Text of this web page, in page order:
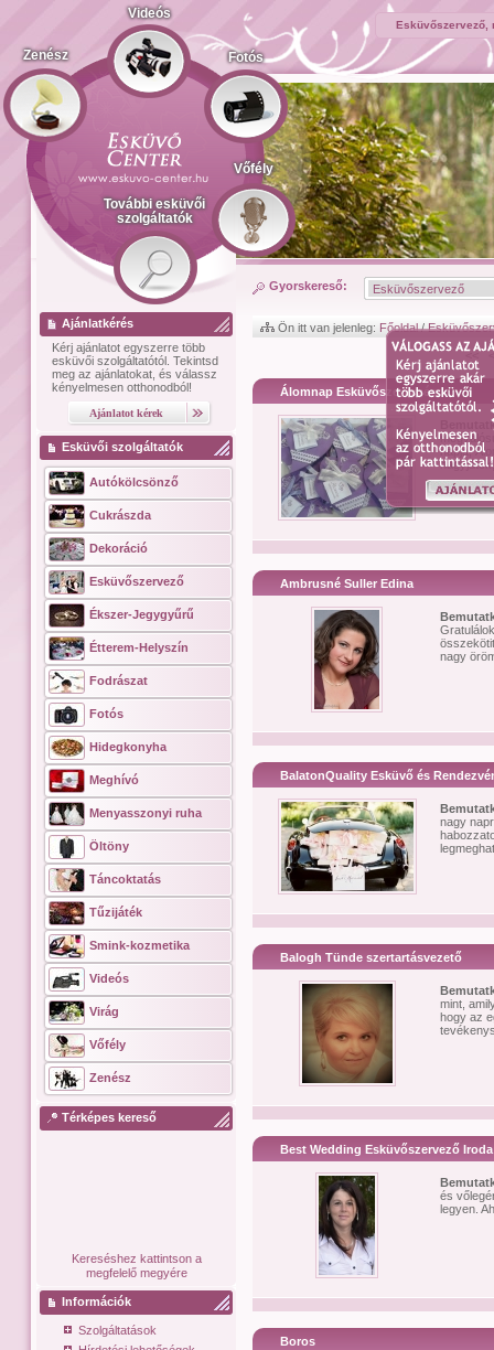
Esküvőszervező,
Zenész
Videós
Fotós
Vőfély
További esküvői
szolgáltatók
Ajánlatkérés
Kérj ajánlatot egyszerre több
esküvői szolgáltatótól. Tekintsd
meg az ajánlatokat, és válassz
kényelmesen otthonodból!
Esküvői szolgáltatók
Autókölcsönző
Cukrászda
Dekoráció
Esküvőszervező
Ékszer-Jegygyűrű
Étterem-Helyszín
Fodrászat
Fotós
Hidegkonyha
Meghívó
Menyasszonyi ruha
Öltöny
Táncoktatás
Tűzijáték
Smink-kozmetika
Videós
Virág
Vőfély
Zenész
Térképes kereső
Kereséshez kattintson a
megfelelő megyére
Információk
Szolgáltatások
Gyorskereső:
Ön itt van jelenleg: Főoldal/
<<
Álomnap Esküvőszervezés
napja,
Ambrusné Suller Edina
nagy
BalatonQuality Esküvő és
nagy
Balogh Tünde szertartásvezető
mint,
hogy az
Best Wedding Esküvőszervező Iroda
és
legyen.
Boros